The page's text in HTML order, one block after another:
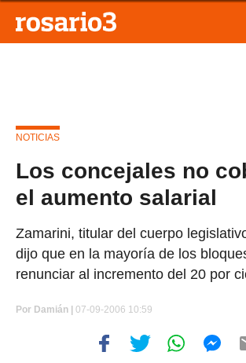
NOTICIAS
Los concejales no
el aumento salarial
Zamarini, titular del cuerpo
dijo que en la mayoría de los
renunciar al incremento del 20 por
Por Damián | 07-09-2006 10:59